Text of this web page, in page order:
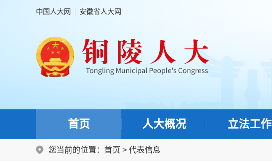
中国人大网 安徽省人大网
首页 人大概况 立法工作
您当前的位置： 首页 > 代表信息